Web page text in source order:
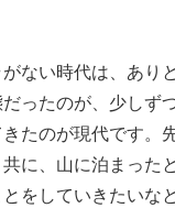
ない時代は、あり
ったのが、少しず
たのが現代です。
に、山に泊まった
をしていきたいな